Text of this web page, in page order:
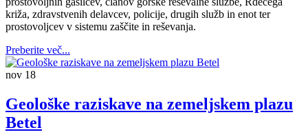
križa, zdravstvenih delavcev, policije, drugih služb in enot ter
prostovoljcev v sistemu zaščite in reševanja.
Preberite več...
nov 18
Geološke raziskave na zemeljskem plazu
Betel